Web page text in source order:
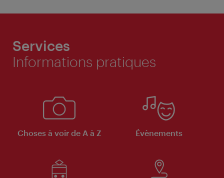
Services
Informations pratiques
Choses à voir de A à Z Évènements